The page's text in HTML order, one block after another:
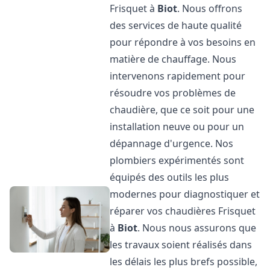
Frisquet à Biot. Nous offrons
des services de haute qualité
pour répondre à vos besoins en
matière de chauffage. Nous
intervenons rapidement pour
résoudre vos problèmes de
chaudière, que ce soit pour une
installation neuve ou pour un
dépannage d'urgence. Nos
plombiers expérimentés sont
équipés des outils les plus
modernes pour diagnostiquer et
réparer vos chaudières Frisquet
à Biot. Nous nous assurons que
les travaux soient réalisés dans
les délais les plus brefs possible,